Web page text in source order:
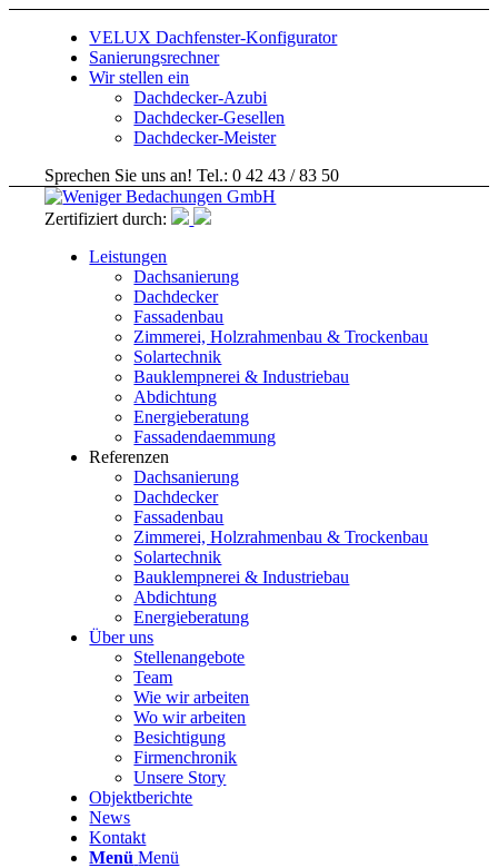
VELUX Dachfenster-Konfigurator
Sanierungsrechner
Wir stellen ein
Dachdecker-Azubi
Dachdecker-Gesellen
Dachdecker-Meister
Sprechen Sie uns an! Tel.: 0 42 43 / 83 50
Zertifiziert durch:
Leistungen
Dachsanierung
Dachdecker
Fassadenbau
Zimmerei, Holzrahmenbau & Trockenbau
Solartechnik
Bauklempnerei & Industriebau
Abdichtung
Energieberatung
Fassadendaemmung
Referenzen
Dachsanierung
Dachdecker
Fassadenbau
Zimmerei, Holzrahmenbau & Trockenbau
Solartechnik
Bauklempnerei & Industriebau
Abdichtung
Energieberatung
Über uns
Stellenangebote
Team
Wie wir arbeiten
Wo wir arbeiten
Besichtigung
Firmenchronik
Unsere Story
Objektberichte
News
Kontakt
Menü Menü